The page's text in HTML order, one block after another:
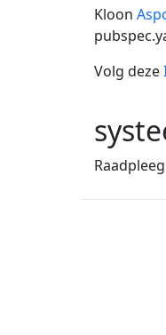
Kloon
Volg deze